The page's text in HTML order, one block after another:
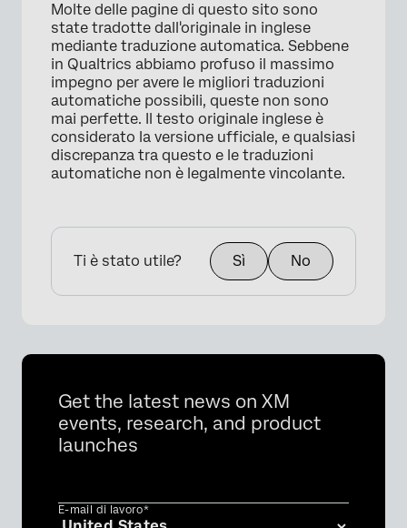
Molte delle pagine di questo sito sono
state tradotte dall'originale in inglese
mediante traduzione automatica. Sebbene
in Qualtrics abbiamo profuso il massimo
impegno per avere le migliori traduzioni
automatiche possibili, queste non sono
mai perfette. Il testo originale inglese è
considerato la versione ufficiale, e qualsiasi
discrepanza tra questo e le traduzioni
automatiche non è legalmente vincolante.
Ti è stato utile? Sì No
Get the latest news on XM
events, research, and product
launches
E-mail di lavoro*